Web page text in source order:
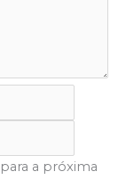
a próxima